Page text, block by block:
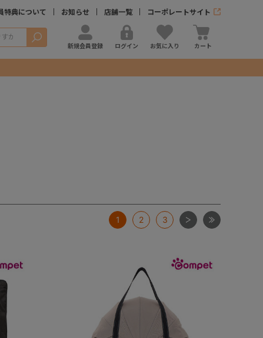
特典について お知らせ 店舗一覧 コーポレートサイト
検索
新規会員登録 ログイン お気に入り カート
1 2 3 次 最後